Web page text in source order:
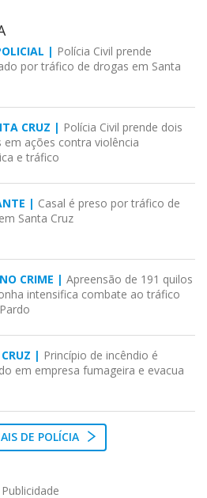
| Polícia Civil prende
por tráfico de drogas em Santa
CRUZ | Polícia Civil prende dois
em ações contra violência
e tráfico
| Casal é preso por tráfico de
Santa Cruz
CRIME | Apreensão de 191 quilos
intensifica combate ao tráfico
| Princípio de incêndio é
em empresa fumageira e evacua
DE POLÍCIA
Publicidade